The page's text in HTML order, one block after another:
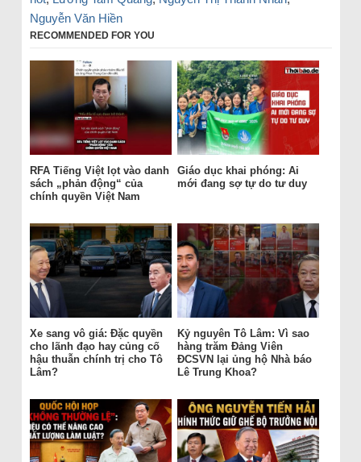
Nguyễn Văn Hiền
RECOMMENDED FOR YOU
RFA Tiếng Việt lọt vào danh
sách „phản động“ của
chính quyền Việt Nam
Giáo dục khai phóng: Ai
mới đang sợ tự do tư duy
Xe sang vô giá: Đặc quyền
cho lãnh đạo hay củng cố
hậu thuẫn chính trị cho Tô
Lâm?
Kỷ nguyên Tô Lâm: Vì sao
hàng trăm Đảng Viên
ĐCSVN lại ủng hộ Nhà báo
Lê Trung Khoa?